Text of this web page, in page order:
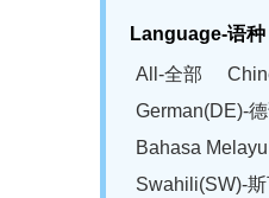
Language-语种
All-全部
German(DE)-
Bahasa
Swahili(SW)-